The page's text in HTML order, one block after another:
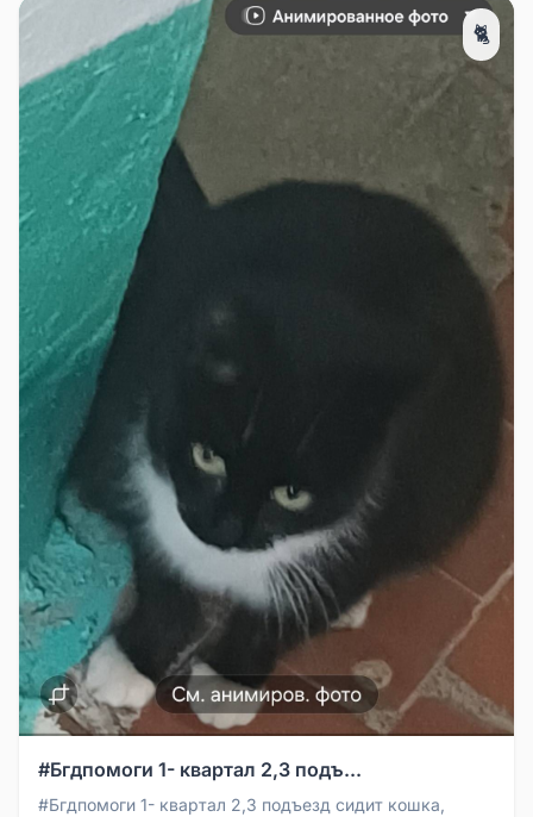
🐈
#Бгдпомоги 1- квартал 2,3 подъ...
#Бгдпомоги 1- квартал 2,3 подъезд сидит кошка,